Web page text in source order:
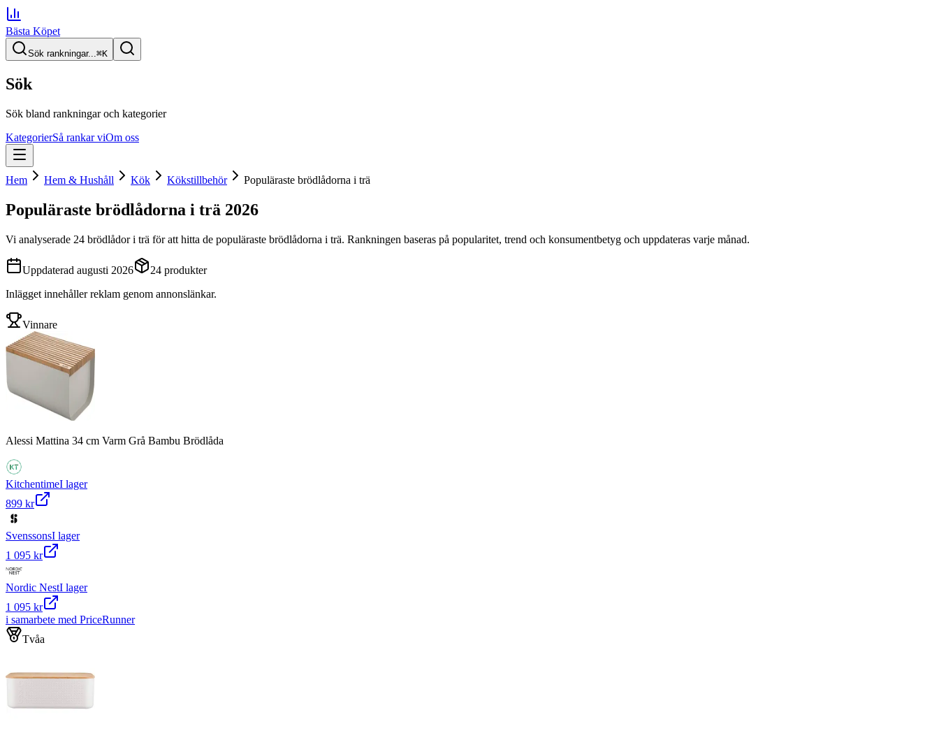
Bästa Köpet
Sök rankningar...⌘K
Sök
Sök bland rankningar och kategorier
KategorierSå rankar viOm oss
Hem Hem & Hushåll Kök Kökstillbehör Populäraste brödlådorna i trä
Populäraste brödlådorna i trä 2026
Vi analyserade 24 brödlådor i trä för att hitta de populäraste brödlådorna i trä. Rankningen baseras på popularitet, trend och konsumentbetyg och uppdateras varje månad.
Uppdaterad augusti 2026 24 produkter
Inlägget innehåller reklam genom annonslänkar.
Vinnare
Alessi Mattina 34 cm Varm Grå Bambu Brödlåda
KitchentimeI lager
899 kr
SvenssonsI lager
1 095 kr
Nordic NestI lager
1 095 kr
i samarbete med PriceRunner
Tvåa